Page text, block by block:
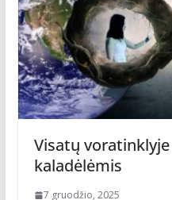
Visatų
kaladėlėmis
7 gruodžio, 2025